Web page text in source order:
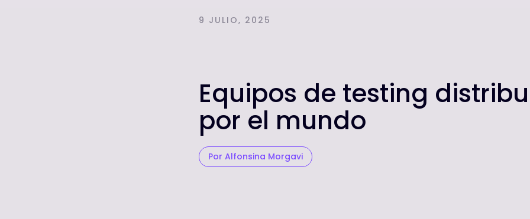
9 JULIO, 2025
Equipos de testing
por el mundo
Por Alfonsina Morgavi